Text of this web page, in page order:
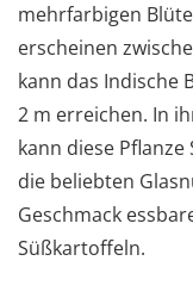
mehrfarbigen
erscheinen
kann das Indische
2 m erreichen. In
kann diese
die beliebten
Geschmack
Süßkartoffeln.